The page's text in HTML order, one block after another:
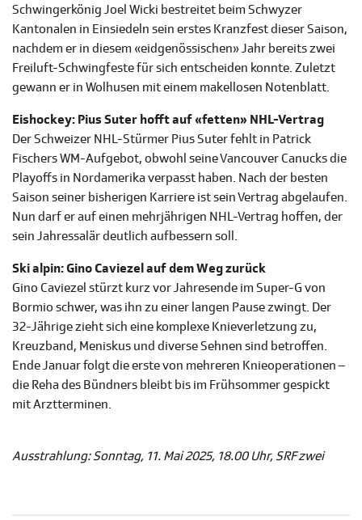
Schwingerkönig Joel Wicki bestreitet beim Schwyzer
Kantonalen in Einsiedeln sein erstes Kranzfest dieser Saison,
nachdem er in diesem «eidgenössischen» Jahr bereits zwei
Freiluft-Schwingfeste für sich entscheiden konnte. Zuletzt
gewann er in Wolhusen mit einem makellosen Notenblatt.
Eishockey: Pius Suter hofft auf «fetten» NHL-Vertrag
Der Schweizer NHL-Stürmer Pius Suter fehlt in Patrick
Fischers WM-Aufgebot, obwohl seine Vancouver Canucks die
Playoffs in Nordamerika verpasst haben. Nach der besten
Saison seiner bisherigen Karriere ist sein Vertrag abgelaufen.
Nun darf er auf einen mehrjährigen NHL-Vertrag hoffen, der
sein Jahressalär deutlich aufbessern soll.
Ski alpin: Gino Caviezel auf dem Weg zurück
Gino Caviezel stürzt kurz vor Jahresende im Super-G von
Bormio schwer, was ihn zu einer langen Pause zwingt. Der
32-Jährige zieht sich eine komplexe Knieverletzung zu,
Kreuzband, Meniskus und diverse Sehnen sind betroffen.
Ende Januar folgt die erste von mehreren Knieoperationen –
die Reha des Bündners bleibt bis im Frühsommer gespickt
mit Arztterminen.
Ausstrahlung: Sonntag, 11. Mai 2025, 18.00 Uhr, SRF zwei